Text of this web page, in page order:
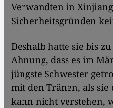
Verwandten in
Sicherheitsgründen
Deshalb hatte sie bis
Ahnung, dass es im
jüngste Schwester
mit den Tränen, als
kann nicht verstehen,